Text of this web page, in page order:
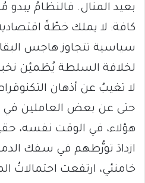
بعيد المنال. فالنظامُ يبدو
كافة: لا يملك خطّةً اقتصادية
سياسية تتجاوز هاجس
لخلافة السلطة يُطَمئِن
لا تغيبُ عن أذهان
حتى عن بعض العاملين في
هؤلاء، في الوقت نفسه،
ازدادَ تورُّطهم في سفك
خامنئي، ارتفعت احتمالاتُ